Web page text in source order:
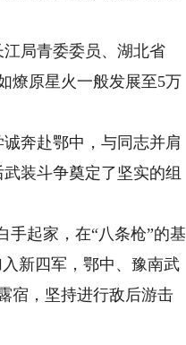
局青委委员、湖北省
燎原星火一般发展至5万
奔赴鄂中，与同志并肩
装斗争奠定了坚实的组
起家，在“八条枪”的基
新四军，鄂中、豫南武
宿，坚持进行敌后游击